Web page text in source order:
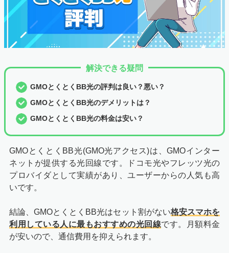
解決できる疑問
GMOとくとくBB光の評判は良い？悪い？
GMOとくとくBB光のデメリットは？
GMOとくとくBB光の料金は安い？
GMOとくとくBB光(GMO光アクセス)は、GMOインター
ネットが提供する光回線です。ドコモ光やフレッツ光の
プロバイダとして実績があり、ユーザーからの人気も高
いです。
結論、GMOとくとくBB光はセット割がない格安スマホを
利用している人に最もおすすめの光回線です。月額料金
が安いので、通信費用を抑えられます。